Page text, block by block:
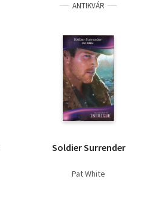
ANTIKVÁR
Soldier Surrender
Pat White